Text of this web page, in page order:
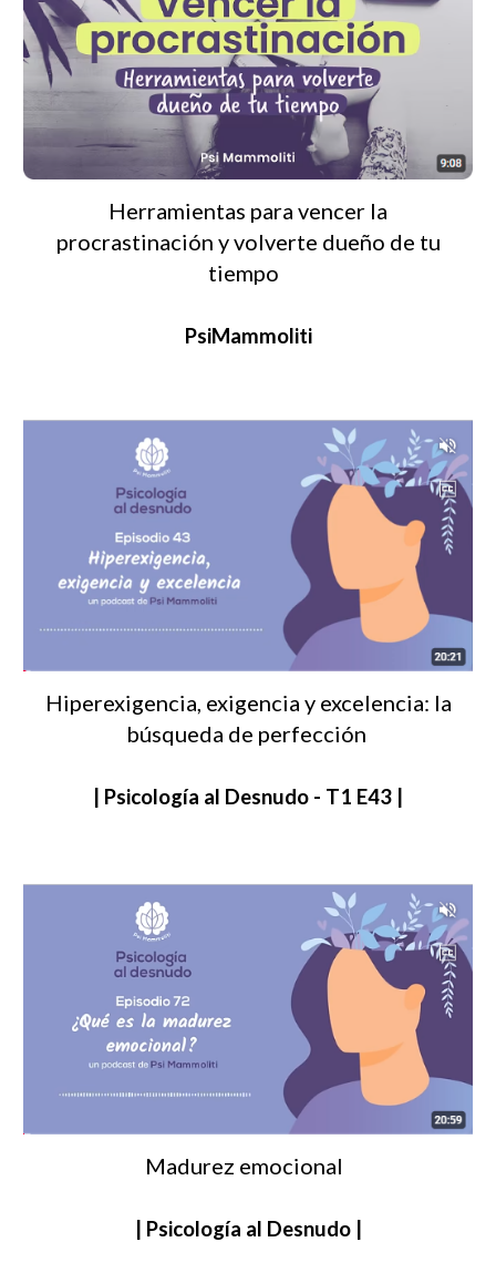
Herramientas para vencer la
procrastinación y volverte dueño de tu
tiempo
PsiMammoliti
Hiperexigencia, exigencia y excelencia: la
búsqueda de perfección
Psicología al Desnudo - T1 E43
Madurez emocional
| Psicología al Desnudo |